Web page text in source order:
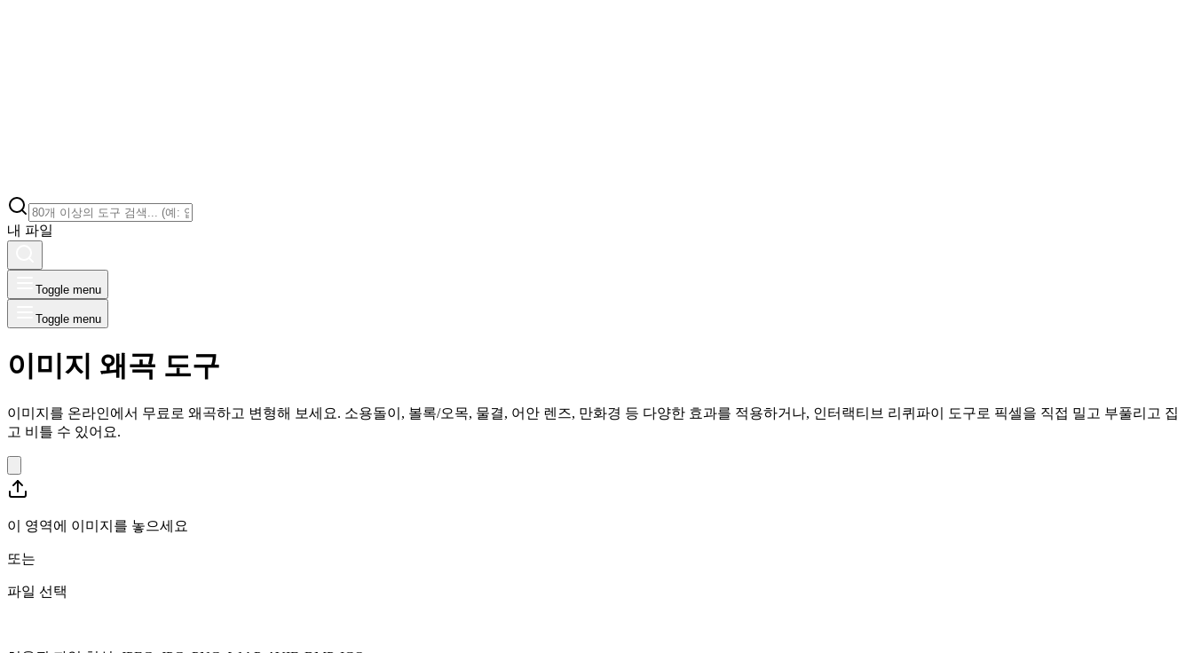
내 파일
Toggle menu
Toggle menu
이미지 왜곡 도구
이미지를 온라인에서 무료로 왜곡하고 변형해 보세요. 소용돌이, 볼록/오목, 물결, 어안 렌즈, 만화경 등 다양한 효과를 적용하거나, 인터랙티브 리퀴파이 도구로 픽셀을 직접 밀고 부풀리고 집
고 비틀 수 있어요.
이 영역에 이미지를 놓으세요
또는
파일 선택